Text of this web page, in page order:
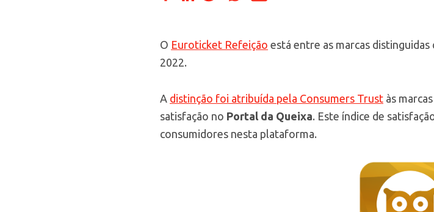
O Euroticket Refeição está entre as marcas
2022.
A distinção foi atribuída pela Consumers Trust às
satisfação no Portal da Queixa. Este índice de
consumidores nesta plataforma.